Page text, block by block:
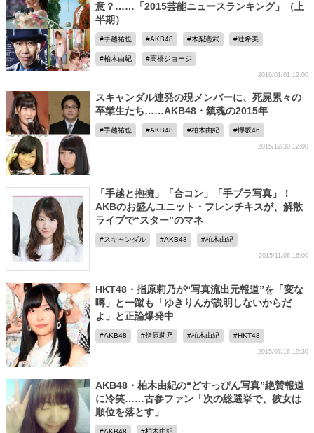
意？……「2015芸能ニュースランキング」（上
半期）
手越祐也 AKB48 木梨憲武 辻希美
柏木由紀 高橋ジョージ
2016/01/01 12:00
スキャンダル連発の現メンバーに、死屍累々の
卒業生たち……AKB48・鎮魂の2015年
手越祐也 AKB48 柏木由紀 欅坂46
2015/12/30 12:00
「手越と抱擁」「合コン」「手ブラ写真」！
AKBのお盛んユニット・フレンチキスが、解散
ライブで“スター”のマネ
スキャンダル AKB48 柏木由紀
2015/11/06 16:00
HKT48・指原莉乃が“写真流出元報道”を「変な
噂」と一蹴も「ゆきりんが説明しないからだ
よ」と正論爆発中
AKB48 指原莉乃 柏木由紀 HKT48
2015/07/16 19:30
AKB48・柏木由紀の“どすっぴん写真”絶賛報道
に冷笑……古参ファン「次の総選挙で、彼女は
順位を落とす」
AKB48 柏木由紀